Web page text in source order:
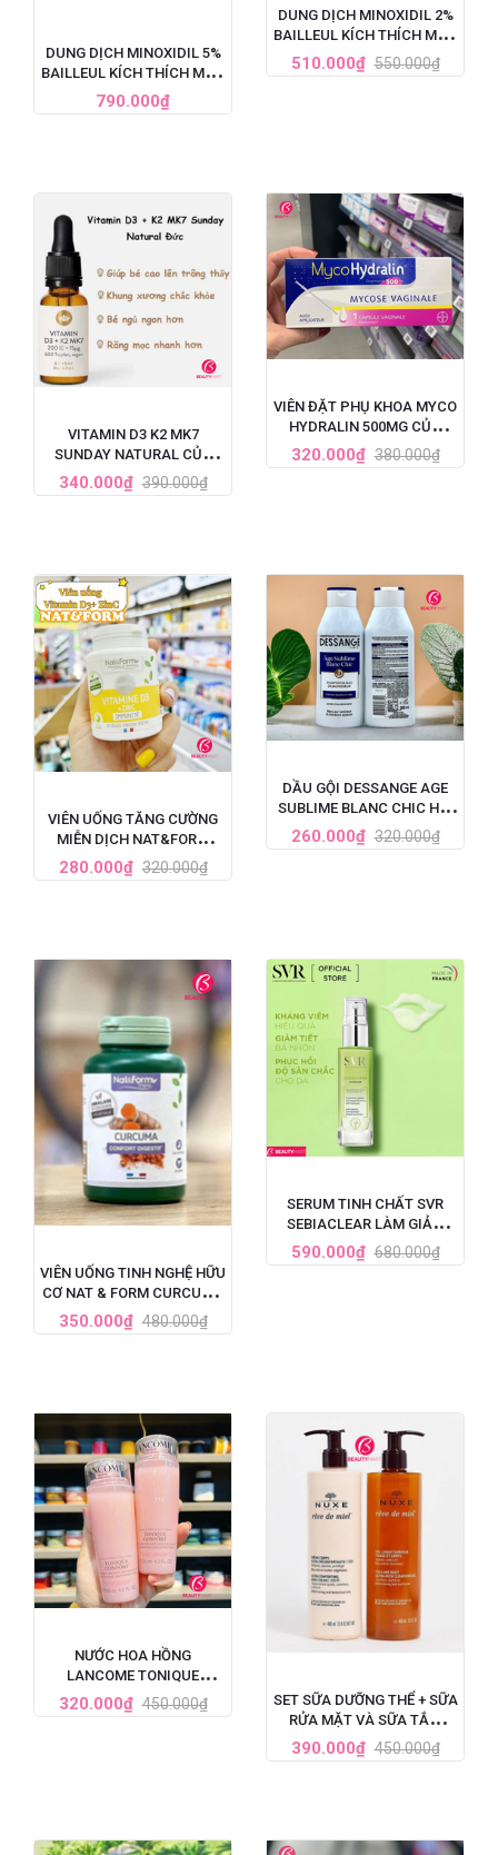
DUNG DỊCH MINOXIDIL 5%
BAILLEUL KÍCH THÍCH MỌC
TÓC, TRỊ HÓI ĐẦU NẶNG
CHO NAM - SET 3 LỌ X
790.000₫
DUNG DỊCH MINOXIDIL 2%
BAILLEUL KÍCH THÍCH MỌC
TÓC, TRỊ HÓI ĐẦU (60ML)
510.000₫ 550.000₫
VITAMIN D3 K2 MK7
SUNDAY NATURAL CỦA
ĐỨC TĂNG CHIỀU CAO CHO
BÉ 20ML
340.000₫ 390.000₫
VIÊN ĐẶT PHỤ KHOA MYCO
HYDRALIN 500MG CỦA
PHÁP 1 LIỆU TRÌNH
320.000₫ 380.000₫
VIÊN UỐNG TĂNG CƯỜNG
MIỄN DỊCH NAT&FORM
VITAMIN D3 + ZINC HỘP 60
VIÊN
280.000₫ 320.000₫
DẦU GỘI DESSANGE AGE
SUBLIME BLANC CHIC HỒI
SINH TÓC BẠC 250ML
260.000₫ 320.000₫
VIÊN UỐNG TINH NGHỆ HỮU
CƠ NAT & FORM CURCUMA
BIO 200 VIÊN PHÁP
350.000₫ 480.000₫
SERUM TINH CHẤT SVR
SEBIACLEAR LÀM GIẢM
MỤN, MỜ NÁM, LÀM MỀM
MỊN DA 30ML
590.000₫ 680.000₫
NƯỚC HOA HỒNG
LANCOME TONIQUE
CONFORT CẤP ẨM DỊU DA
125ML
320.000₫ 450.000₫
SET SỮA DƯỠNG THỂ + SỮA
RỬA MẶT VÀ SỮA TẮM
NUXE REVE DE MIEL TINH
CHẤT MẬT ONG 400ML
390.000₫ 450.000₫